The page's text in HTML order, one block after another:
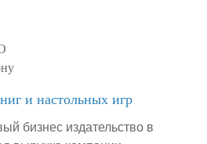
и настольных игр
бизнес издательство в